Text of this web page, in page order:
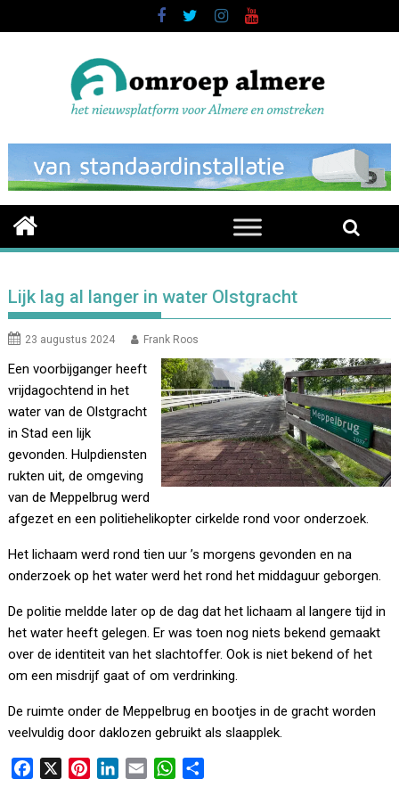
to
Lijk lag al langer in water Olstgracht
23 augustus 2024 Frank Roos
Een voorbijganger heeft
vrijdagochtend in het
water van de Olstgracht
in Stad een lijk
gevonden. Hulpdiensten
rukten uit, de omgeving
van de Meppelbrug werd
afgezet en een politiehelikopter cirkelde rond voor onderzoek.
Het lichaam werd rond tien uur ’s morgens gevonden en na
onderzoek op het water werd het rond het middaguur geborgen.
De politie meldde later op de dag dat het lichaam al langere tijd in
het water heeft gelegen. Er was toen nog niets bekend gemaakt
over de identiteit van het slachtoffer. Ook is niet bekend of het
om een misdrijf gaat of om verdrinking.
De ruimte onder de Meppelbrug en bootjes in de gracht worden
veelvuldig door daklozen gebruikt als slaapplek.
W